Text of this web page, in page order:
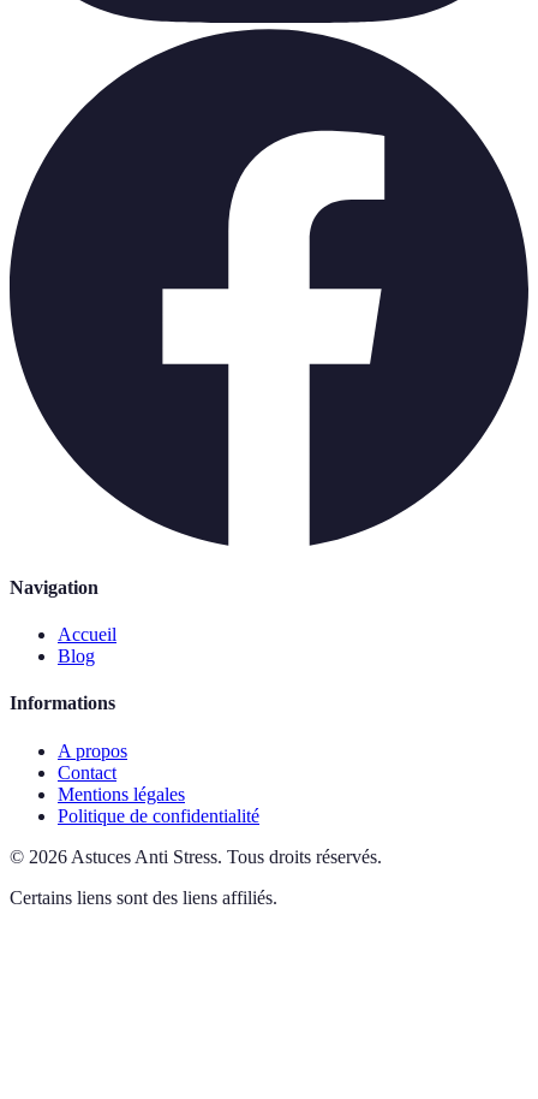
Navigation
Accueil
Blog
Informations
A propos
Contact
Mentions légales
Politique de confidentialité
© 2026 Astuces Anti Stress. Tous droits réservés.
Certains liens sont des liens affiliés.